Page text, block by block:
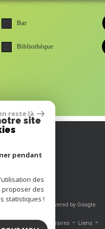
Bar
Bibliothèque
- Traduction powered by Google
légales - Nos honoraires - Liens -
reste là
site
pendant
des
proposer des
statistiques !